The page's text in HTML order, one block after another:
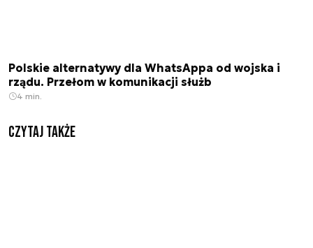
Polskie alternatywy dla WhatsAppa od wojska i
rządu. Przełom w komunikacji służb
4 min.
Czytaj także